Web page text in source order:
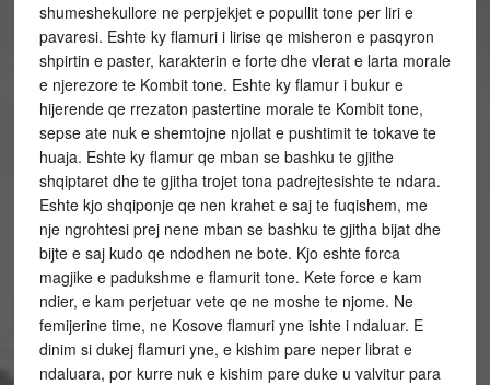
shumeshekullore ne perpjekjet e popullit tone per liri e
pavaresi. Eshte ky flamuri i lirise qe misheron e pasqyron
shpirtin e paster, karakterin e forte dhe vlerat e larta morale
e njerezore te Kombit tone. Eshte ky flamur i bukur e
hijerende qe rrezaton pastertine morale te Kombit tone,
sepse ate nuk e shemtojne njollat e pushtimit te tokave te
huaja. Eshte ky flamur qe mban se bashku te gjithe
shqiptaret dhe te gjitha trojet tona padrejtesishte te ndara.
Eshte kjo shqiponje qe nen krahet e saj te fuqishem, me
nje ngrohtesi prej nene mban se bashku te gjitha bijat dhe
bijte e saj kudo qe ndodhen ne bote. Kjo eshte forca
magjike e padukshme e flamurit tone. Kete force e kam
ndier, e kam perjetuar vete qe ne moshe te njome. Ne
femijerine time, ne Kosove flamuri yne ishte i ndaluar. E
dinim si dukej flamuri yne, e kishim pare neper librat e
ndaluara, por kurre nuk e kishim pare duke u valvitur para